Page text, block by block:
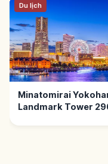
Du lịch
Minatomirai
Landmark Tower